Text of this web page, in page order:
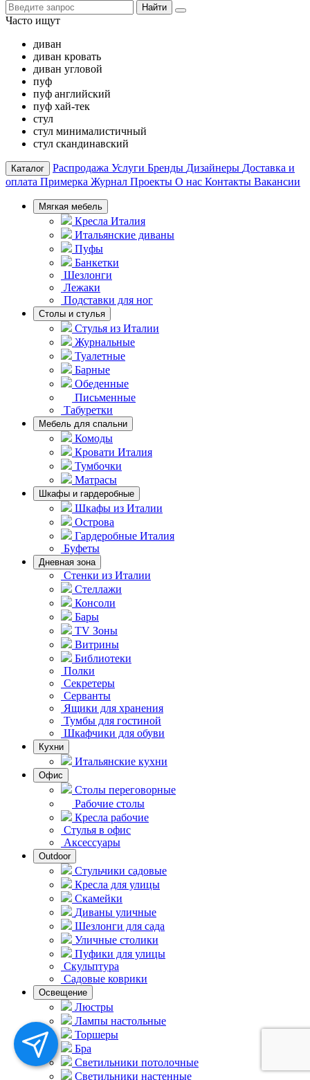
Найти
Часто ищут
диван
диван кровать
диван угловой
пуф
пуф английский
пуф хай-тек
стул
стул минималистичный
стул скандинавский
Каталог Распродажа Услуги Бренды Дизайнеры Доставка и
оплата Примерка Журнал Проекты О нас Контакты Вакансии
Мягкая мебель
Кресла Италия
Итальянские диваны
Пуфы
Банкетки
Шезлонги
Лежаки
Подставки для ног
Столы и стулья
Стулья из Италии
Журнальные
Туалетные
Барные
Обеденные
Письменные
Табуретки
Мебель для спальни
Комоды
Кровати Италия
Тумбочки
Матрасы
Шкафы и гардеробные
Шкафы из Италии
Острова
Гардеробные Италия
Буфеты
Дневная зона
Стенки из Италии
Стеллажи
Консоли
Бары
TV Зоны
Витрины
Библиотеки
Полки
Секретеры
Серванты
Ящики для хранения
Тумбы для гостиной
Шкафчики для обуви
Кухни
Итальянские кухни
Офис
Столы переговорные
Рабочие столы
Кресла рабочие
Стулья в офис
Аксессуары
Outdoor
Стульчики садовые
Кресла для улицы
Скамейки
Диваны уличные
Шезлонги для сада
Уличные столики
Пуфики для улицы
Скульптура
Садовые коврики
Освещение
Люстры
Лампы настольные
Торшеры
Бра
Светильники потолочные
Светильники настенные